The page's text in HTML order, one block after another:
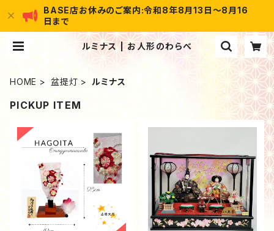
BASE店お休みのご案内:令和8年8月13日～8月16
日まで
ルミナス | お人形のわらべ
HOME 盆提灯 ルミナス
PICKUP ITEM